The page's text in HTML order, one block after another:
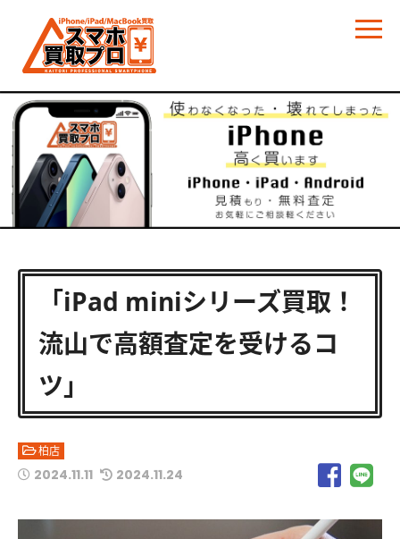
「iPad miniシリーズ買取！
流山で高額査定を受けるコ
ツ」
柏店
2024.11.11 2024.11.24